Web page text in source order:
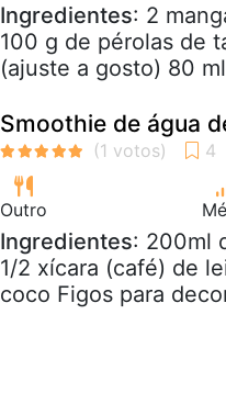
Ingredientes: 2
100 g de pérolas de
(ajuste a gosto) 80
Smoothie de água
Outro
Ingredientes: 200ml
1/2 xícara (café) de
coco Figos para